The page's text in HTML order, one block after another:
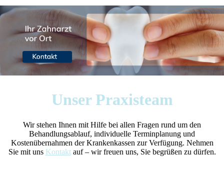
Unser Praxisteam
Wir stehen Ihnen mit Hilfe bei allen Fragen rund um den
Behandlungsablauf, individuelle Terminplanung und
Kostenübernahmen der Krankenkassen zur Verfügung. Nehmen
Sie mit uns Kontaktauf – wir freuen uns, Sie begrüßen zu dürfen.